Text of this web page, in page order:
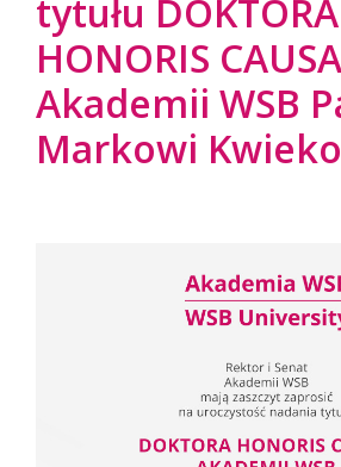
tytułu DOKTORA
HONORIS CAUSA
Akademii WSB
Markowi